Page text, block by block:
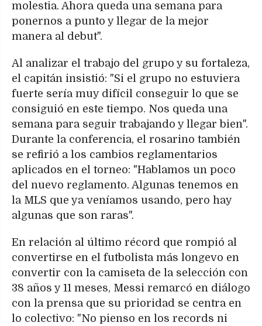
molestia. Ahora queda una semana para
ponernos a punto y llegar de la mejor
manera al debut".
Al analizar el trabajo del grupo y su fortaleza,
el capitán insistió: "Si el grupo no estuviera
fuerte sería muy difícil conseguir lo que se
consiguió en este tiempo. Nos queda una
semana para seguir trabajando y llegar bien".
Durante la conferencia, el rosarino también
se refirió a los cambios reglamentarios
aplicados en el torneo: "Hablamos un poco
del nuevo reglamento. Algunas tenemos en
la MLS que ya veníamos usando, pero hay
algunas que son raras".
En relación al último récord que rompió al
convertirse en el futbolista más longevo en
convertir con la camiseta de la selección con
38 años y 11 meses, Messi remarcó en diálogo
con la prensa que su prioridad se centra en
lo colectivo: "No pienso en los records ni